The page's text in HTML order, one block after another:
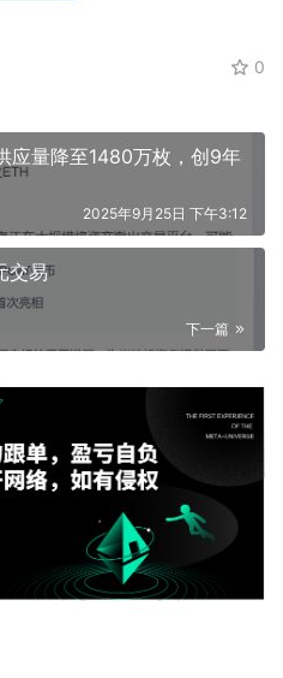
0
应量降至1480万枚，创9年
2025年9月25日 下午3:12
交易
下一篇